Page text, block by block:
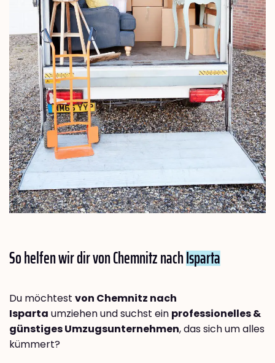
So helfen wir dir von Chemnitz nachIsparta
Du möchtest von Chemnitz nach
Isparta umziehen und suchst ein professionelles &
günstiges Umzugsunternehmen, das sich um alles
kümmert?